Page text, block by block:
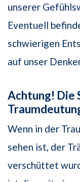
unserer
Eventuell
schwierigen
auf unser
Achtung! Die
Wenn in der
sehen ist, der
verschüttet